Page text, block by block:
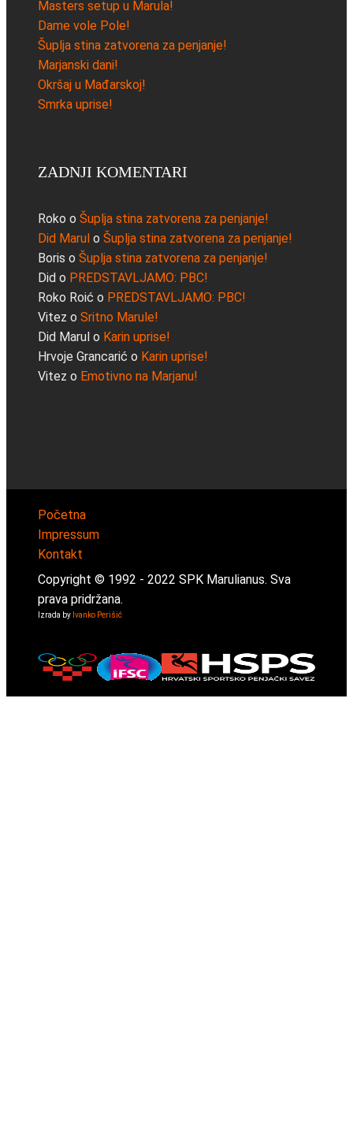
Masters setup u Marula!
Dame vole Pole!
Šuplja stina zatvorena za penjanje!
Marjanski dani!
Okršaj u Mađarskoj!
Smrka uprise!
ZADNJI KOMENTARI
Roko o Šuplja stina zatvorena za penjanje!
Did Marul o Šuplja stina zatvorena za penjanje!
Boris o Šuplja stina zatvorena za penjanje!
Did o PREDSTAVLJAMO: PBC!
Roko Roić o PREDSTAVLJAMO: PBC!
Vitez o Sritno Marule!
Did Marul o Karin uprise!
Hrvoje Grancarić o Karin uprise!
Vitez o Emotivno na Marjanu!
Početna
Impressum
Kontakt
Copyright © 1992 - 2022 SPK Marulianus. Sva
prava pridržana.
Izrada by Ivanko Perišić